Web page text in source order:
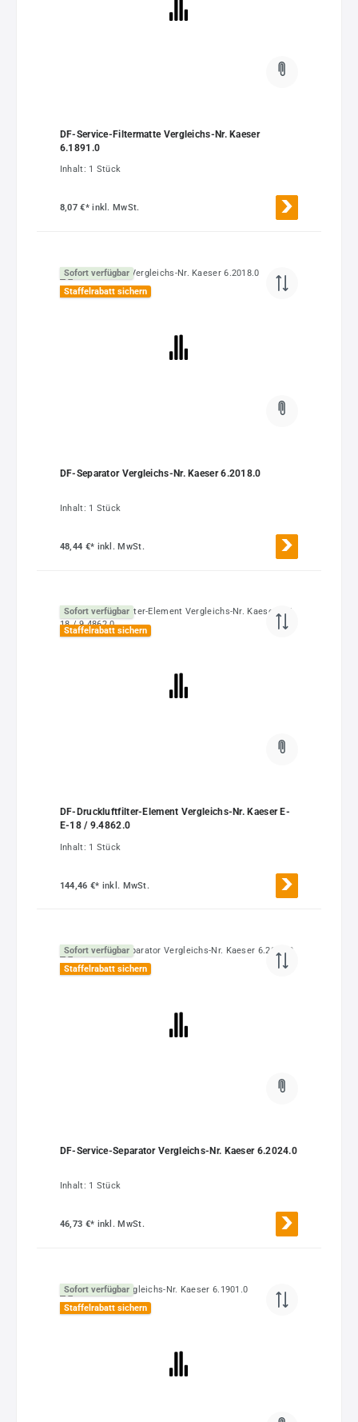
DF-Service-Filtermatte Vergleichs-Nr. Kaeser
6.1891.0
Inhalt: 1 Stück
8,07 €*inkl. MwSt.
Sofort verfügbar
Staffelrabatt sichern
DF-Separator Vergleichs-Nr. Kaeser 6.2018.0
Inhalt: 1 Stück
48,44 €* inkl. MwSt.
Sofort verfügbar
Staffelrabatt sichern
DF-Druckluftfilter-Element Vergleichs-Nr. Kaeser E-
E-18 / 9.4862.0
Inhalt: 1 Stück
144,46 €* inkl. MwSt.
Sofort verfügbar
Staffelrabatt sichern
DF-Service-Separator Vergleichs-Nr. Kaeser 6.2024.0
Inhalt: 1 Stück
46,73 €* inkl. MwSt.
Sofort verfügbar
Staffelrabatt sichern